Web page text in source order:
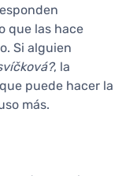
que las hace
Si alguien
, la
puede hacer la
más.